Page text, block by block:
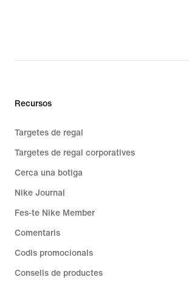
Recursos
Targetes de regal
Targetes de regal corporatives
Cerca una botiga
Nike Journal
Fes-te Nike Member
Comentaris
Codis promocionals
Consells de productes